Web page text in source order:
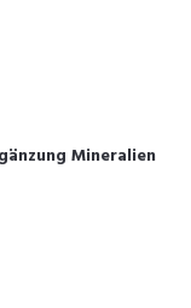
Mineralien